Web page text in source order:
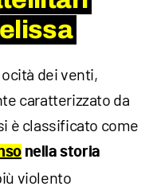
dei venti,
caratterizzato da
è classificato come
nella storia
violento